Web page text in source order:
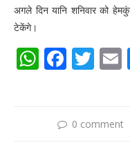
अगले दिन यानि शनिवार को
टेकेंगे।
0 comment